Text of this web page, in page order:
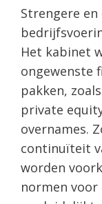
Strengere
Het kabinet
ongewenste
pakken,
private
overnames.
continuïteit
worden
normen